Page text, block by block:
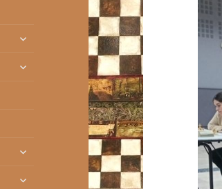
menu
ouvrir
sous-
ouvrir
ouvrir
sous-
ouvrir